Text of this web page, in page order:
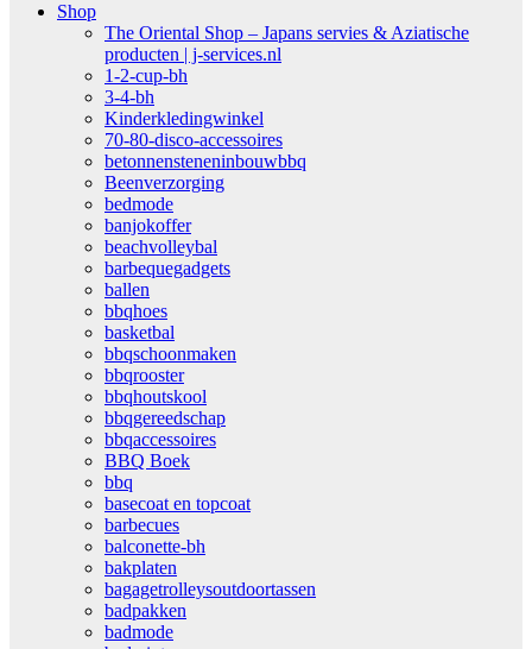
Shop
The Oriental Shop – Japans servies & Aziatische
producten | j-services.nl
1-2-cup-bh
3-4-bh
Kinderkledingwinkel
70-80-disco-accessoires
betonnensteneninbouwbbq
Beenverzorging
bedmode
banjokoffer
beachvolleybal
barbequegadgets
ballen
bbqhoes
basketbal
bbqschoonmaken
bbqrooster
bbqhoutskool
bbqgereedschap
bbqaccessoires
BBQ Boek
bbq
basecoat en topcoat
barbecues
balconette-bh
bakplaten
bagagetrolleysoutdoortassen
badpakken
badmode